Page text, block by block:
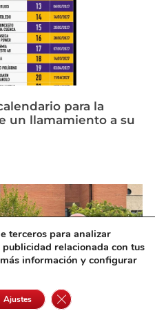
para la
un llamamiento a su
terceros para analizar
relacionada con tus
información y configurar
Ajustes Cerrar el banner de